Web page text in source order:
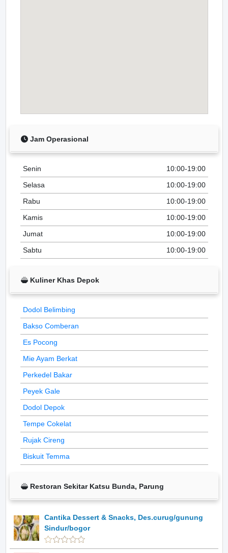
Jam Operasional
Senin
10:00-19:00
Selasa
10:00-19:00
Rabu
10:00-19:00
Kamis
10:00-19:00
Jumat
10:00-19:00
Sabtu
10:00-19:00
Kuliner Khas Depok
Dodol Belimbing
Bakso Comberan
Es Pocong
Mie Ayam Berkat
Perkedel Bakar
Peyek Gale
Dodol Depok
Tempe Cokelat
Rujak Cireng
Biskuit Temma
Restoran Sekitar Katsu Bunda, Parung
Cantika Dessert & Snacks, Des.curug/gunung
Sindur/bogor